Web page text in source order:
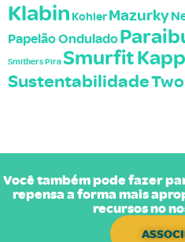
KlabinKohlerMazurky
Papelão Ondulado
Smithers PiraSmurfit
Sustentabilidade
Você também pode fazer
repensa a forma mais
recursos no